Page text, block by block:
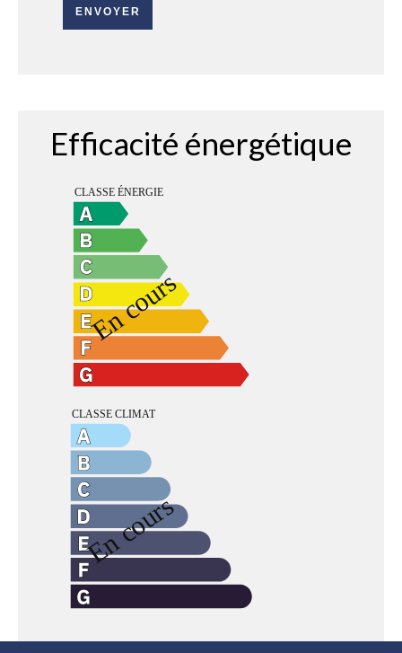
ENVOYER
Efficacité énergétique